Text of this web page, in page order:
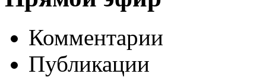
Комментарии
Публикации